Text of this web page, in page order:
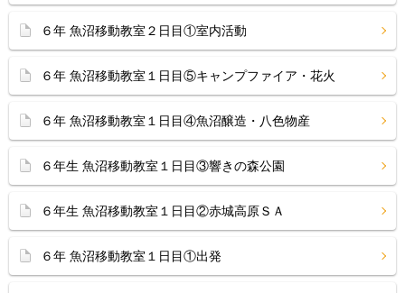
６年 魚沼移動教室２日目①室内活動
６年 魚沼移動教室１日目⑤キャンプファイア・花火
６年 魚沼移動教室１日目④魚沼醸造・八色物産
６年生 魚沼移動教室１日目③響きの森公園
６年生 魚沼移動教室１日目②赤城高原ＳＡ
６年 魚沼移動教室１日目①出発